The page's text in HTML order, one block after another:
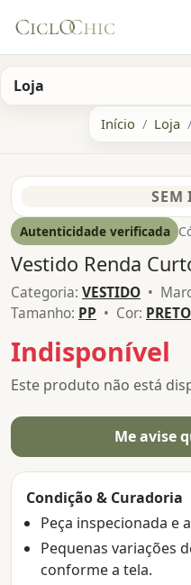
Loja
Início Loja
Autenticidade verificada
Vestido Renda
Categoria: VESTIDO •
Tamanho: PP • Cor: PRETO
Indisponível
Este produto não está
Me avise
Condição & Curadoria
Peça inspecionada e
Pequenas variações
conforme a tela.